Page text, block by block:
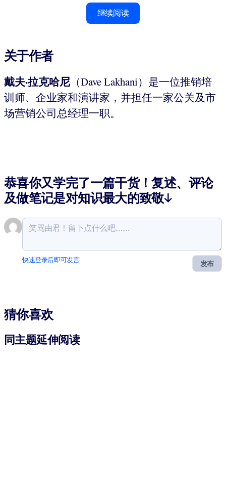
继续阅读
关于作者
戴夫·拉克哈尼 （Dave Lakhani）是一位推销培
训师、企业家和演讲家，并担任一家公关及市
场营销公司总经理一职。
恭喜你又学完了一篇干货！复述、评论
及做笔记是对知识最大的致敬↓
发布
快速登录后即可发言
猜你喜欢
同主题延伸阅读